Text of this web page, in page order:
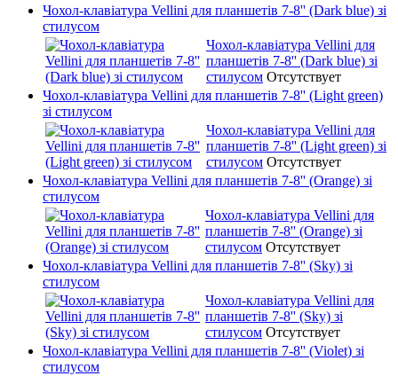
Чохол-клавіатура Vellini для планшетів 7-8'' (Dark blue) зі
стилусом
Чохол-клавіатура Vellini для
планшетів 7-8'' (Dark blue) зі
стилусом Отсутствует
Чохол-клавіатура Vellini для планшетів 7-8'' (Light green)
зі стилусом
Чохол-клавіатура Vellini для
планшетів 7-8'' (Light green) зі
стилусом Отсутствует
Чохол-клавіатура Vellini для планшетів 7-8'' (Orange) зі
стилусом
Чохол-клавіатура Vellini для
планшетів 7-8'' (Orange) зі
стилусом Отсутствует
Чохол-клавіатура Vellini для планшетів 7-8'' (Sky) зі
стилусом
Чохол-клавіатура Vellini для
планшетів 7-8'' (Sky) зі
стилусом Отсутствует
Чохол-клавіатура Vellini для планшетів 7-8'' (Violet) зі
стилусом